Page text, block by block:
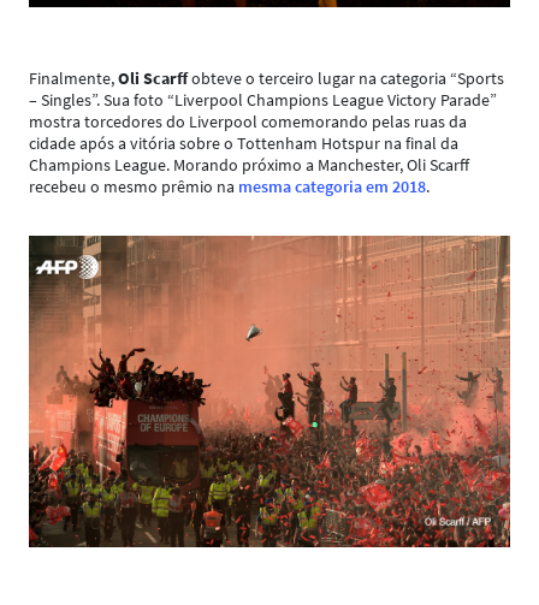
Finalmente,Oli Scarffobteve o terceiro lugar na categoria “Sports
– Singles”. Sua foto “Liverpool Champions League Victory Parade”
mostra torcedores do Liverpool comemorando pelas ruas da
cidade após a vitória sobre o Tottenham Hotspur na final da
Champions League. Morando próximo a Manchester, Oli Scarff
recebeu o mesmo prêmio na mesma categoria em 2018.